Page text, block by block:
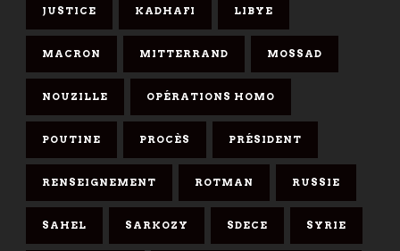
JUSTICE KADHAFI LIBYE
MACRON MITTERRAND MOSSAD
NOUZILLE OPÉRATIONS HOMO
POUTINE PROCÈS PRÉSIDENT
RENSEIGNEMENT ROTMAN RUSSIE
SAHEL SARKOZY SDECE SYRIE